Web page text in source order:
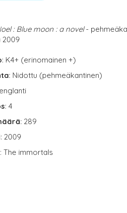
: Blue moon : a novel-
2009
: K4+ (erinomainen +)
: Nidottu (pehmeäkantinen)
: 4
: 289
: 2009
: The immortals